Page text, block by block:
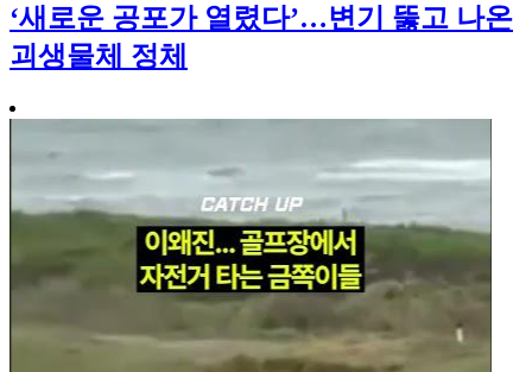
‘새로운 공포가 열렸다’…변기 뚫고 나온
괴생물체 정체